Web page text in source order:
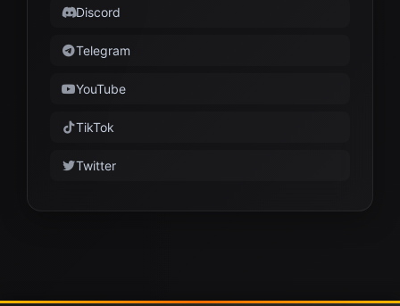
Discord
Telegram
YouTube
TikTok
Twitter